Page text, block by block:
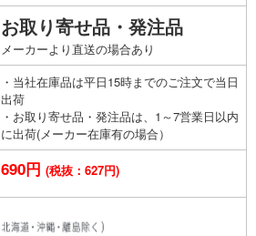
お取り寄せ品・発注品
メーカーより直送の場合あり
・当社在庫品は平日15時までのご注文で当日
出荷
・お取り寄せ品・発注品は、1～7営業日以内
に出荷(メーカー在庫有の場合）
690円 (税抜：627円)